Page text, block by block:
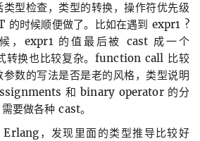
型检查，类型的转换，操作符优先级
的时候顺便做了。比如在遇到 expr1 ?
，expr1 的值最后被 cast 成一个
转换也比较复杂。function call 比较
数的写法是否是老的风格，类型说明
和 binary operator 的分
要做各种 cast。
，发现里面的类型推导比较好